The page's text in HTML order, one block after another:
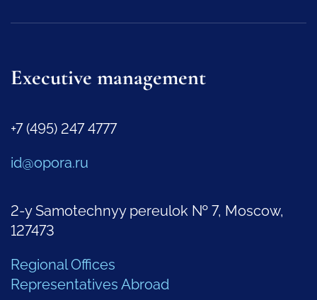
Executive management
+7 (495) 247 4777
id@opora.ru
2-y Samotechnyy pereulok № 7, Moscow,
127473
Regional Offices
Representatives Abroad